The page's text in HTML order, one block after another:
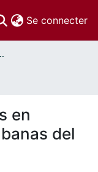
Se connecter
Theses
en
del